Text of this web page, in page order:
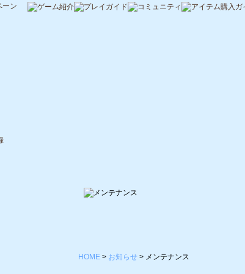
ーン
HOME > お知らせ > メンテナンス